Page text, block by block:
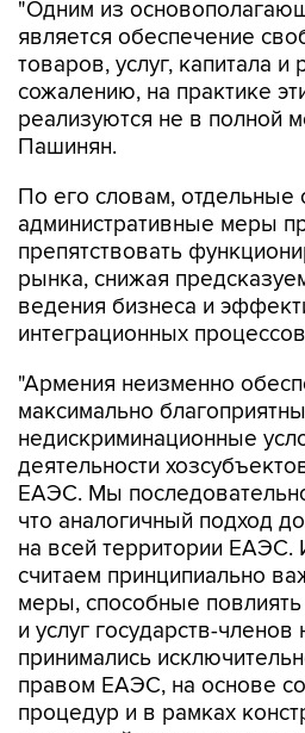
товаров, услуг, капитала и
сожалению, на практике
реализуются не в полной
Пашинян.
По его словам, отдельные
препятствовать
рынка, снижая
ведения бизнеса и
интеграционных
"Армения неизменно
недискриминационные
деятельности
ЕАЭС. Мы последовательно
что аналогичный подход
на всей территории ЕАЭС.
считаем принципиально
меры, способные
и услуг государств-
принимались
правом ЕАЭС, на основе
процедур и в рамках
взаимодействия между
органами", - заявил